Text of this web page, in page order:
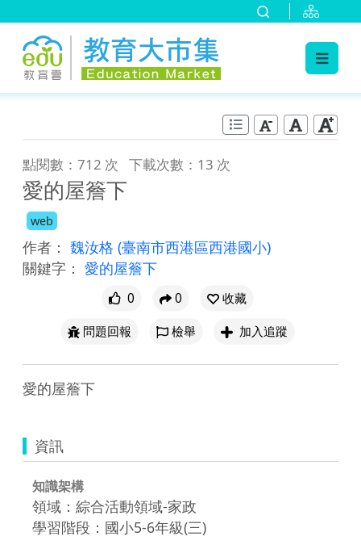
點閱數：712 次 下載次數：13 次
愛的屋簷下
web
作者： 魏汝格 (臺南市西港區西港國小)
關鍵字： 愛的屋簷下
0 0
收藏
問題回報
檢舉 加入追蹤
愛的屋簷下
資訊
知識架構
領域：綜合活動領域-家政
學習階段：國小5-6年級(三)